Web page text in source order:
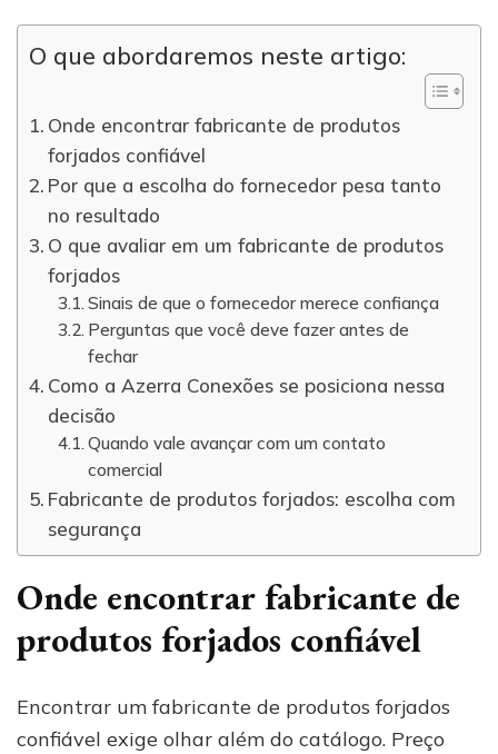
O que abordaremos neste artigo:
Onde encontrar fabricante de produtos
forjados confiável
Por que a escolha do fornecedor pesa tanto
no resultado
O que avaliar em um fabricante de produtos
forjados
Sinais de que o fornecedor merece confiança
Perguntas que você deve fazer antes de
fechar
Como a Azerra Conexões se posiciona nessa
decisão
Quando vale avançar com um contato
comercial
Fabricante de produtos forjados: escolha com
segurança
Onde encontrar fabricante de
produtos forjados confiável
Encontrar um fabricante de produtos forjados
confiável exige olhar além do catálogo. Preço